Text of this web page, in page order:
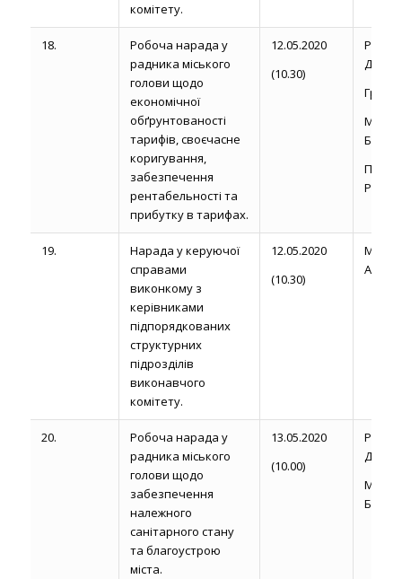
комітету.
18.
Робоча нарада у
радника міського
голови щодо
економічної
обґрунтованості
тарифів, своєчасне
коригування,
забезпечення
рентабельності та
прибутку в тарифах.
12.05.2020
(10.30)
Д.
Б.П.
Р.І.
19.
Нарада у керуючої
справами
виконкому з
керівниками
підпорядкованих
структурних
підрозділів
виконавчого
комітету.
12.05.2020
(10.30)
А.
20.
Робоча нарада у
радника міського
голови щодо
забезпечення
належного
санітарного стану
та благоустрою
міста.
13.05.2020
(10.00)
Д.
Б.П.